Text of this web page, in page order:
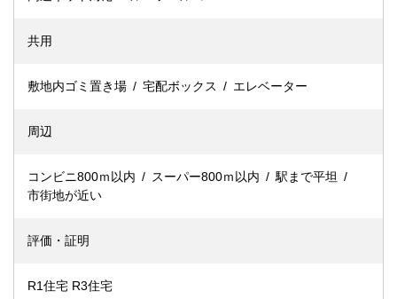
共用
敷地内ゴミ置き場 宅配ボックス エレベーター
周辺
コンビニ800ｍ以内 スーパー800ｍ以内
駅まで平坦
市街地が近い
評価・証明
R1住宅 R3住宅